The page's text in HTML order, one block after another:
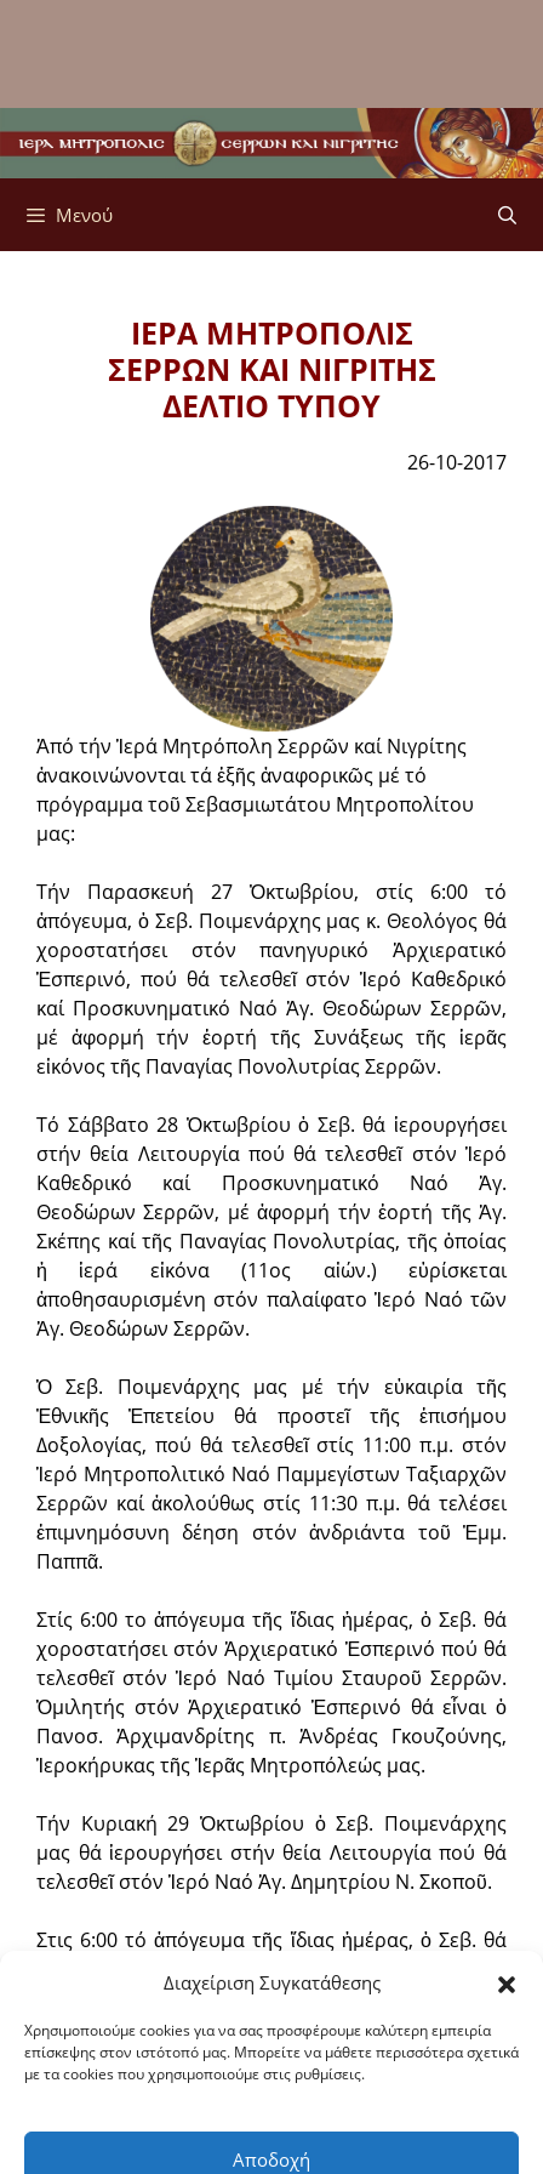
Διαχείριση Συγκατάθεσης
Χρησιμοποιούμε cookies για να σας προσφέρουμε καλύτερη εμπειρία
επίσκεψης στον ιστότοπό μας. Μπορείτε να μάθετε περισσότερα σχετικά
με τα cookies που χρησιμοποιούμε στις ρυθμίσεις.
Αποδοχή
Μενού
ΙΕΡΑ ΜΗΤΡΟΠΟΛΙΣ
ΣΕΡΡΩΝ ΚΑΙ ΝΙΓΡΙΤΗΣ
ΔΕΛΤΙΟ ΤΥΠΟΥ
26-10-2017
Ἀπό τήν Ἱερά Μητρόπολη Σερρῶν καί Νιγρίτης
ἀνακοινώνονται τά ἑξῆς ἀναφορικῶς μέ τό
πρόγραμμα τοῦ Σεβασμιωτάτου Μητροπολίτου
μας:
Τήν Παρασκευή 27 Ὀκτωβρίου, στίς 6:00 τό
ἀπόγευμα, ὁ Σεβ. Ποιμενάρχης μας κ. Θεολόγος θά
χοροστατήσει στόν πανηγυρικό Ἀρχιερατικό
Ἑσπερινό, πού θά τελεσθεῖ στόν Ἱερό Καθεδρικό
καί Προσκυνηματικό Ναό Ἁγ. Θεοδώρων Σερρῶν,
μέ ἀφορμή τήν ἑορτή τῆς Συνάξεως τῆς ἱερᾶς
εἰκόνος τῆς Παναγίας Πονολυτρίας Σερρῶν.
Τό Σάββατο 28 Ὀκτωβρίου ὁ Σεβ. θά ἱερουργήσει
στήν θεία Λειτουργία πού θά τελεσθεῖ στόν Ἱερό
Καθεδρικό καί Προσκυνηματικό Ναό Ἁγ.
Θεοδώρων Σερρῶν, μέ ἀφορμή τήν ἑορτή τῆς Ἁγ.
Σκέπης καί τῆς Παναγίας Πονολυτρίας, τῆς ὁποίας
ἡ ἱερά εἰκόνα (11ος αἰών.) εὑρίσκεται
ἀποθησαυρισμένη στόν παλαίφατο Ἱερό Ναό τῶν
Ἁγ. Θεοδώρων Σερρῶν.
Ὁ Σεβ. Ποιμενάρχης μας μέ τήν εὐκαιρία τῆς
Ἐθνικῆς Ἐπετείου θά προστεῖ τῆς ἐπισήμου
Δοξολογίας, πού θά τελεσθεῖ στίς 11:00 π.μ. στόν
Ἱερό Μητροπολιτικό Ναό Παμμεγίστων Ταξιαρχῶν
Σερρῶν καί ἀκολούθως στίς 11:30 π.μ. θά τελέσει
ἐπιμνημόσυνη δέηση στόν ἀνδριάντα τοῦ Ἐμμ.
Παππᾶ.
Στίς 6:00 το ἀπόγευμα τῆς ἴδιας ἡμέρας, ὁ Σεβ. θά
χοροστατήσει στόν Ἀρχιερατικό Ἑσπερινό πού θά
τελεσθεῖ στόν Ἱερό Ναό Τιμίου Σταυροῦ Σερρῶν.
Ὁμιλητής στόν Ἀρχιερατικό Ἑσπερινό θά εἶναι ὁ
Πανοσ. Ἀρχιμανδρίτης π. Ἀνδρέας Γκουζούνης,
Ἱεροκήρυκας τῆς Ἱερᾶς Μητροπόλεώς μας.
Τήν Κυριακή 29 Ὀκτωβρίου ὁ Σεβ. Ποιμενάρχης
μας θά ἱερουργήσει στήν θεία Λειτουργία πού θά
τελεσθεῖ στόν Ἱερό Ναό Ἁγ. Δημητρίου Ν. Σκοποῦ.
Στις 6:00 τό ἀπόγευμα τῆς ἴδιας ἡμέρας, ὁ Σεβ. θά
τελέσει τόν Ἁγιασμό στήν ‘’Γ.Ε.Χ.Α.’’ Σερρῶν καί θά
ὁμιλήσει ἐποικοδομητικῶς.
Τήν Τετάρτη 1 Νοεμβρίου ὁ Σεβ. Ποιμενάρχης μας
θά ἱερουργήσει στήν Ἀρχιερατική θεία Λειτουργία